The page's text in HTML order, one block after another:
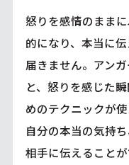
怒りを感情のまま
的になり、本当に
届きません。アン
と、怒りを感じた
めのテクニックが使
自分の本当の気持
相手に伝えること